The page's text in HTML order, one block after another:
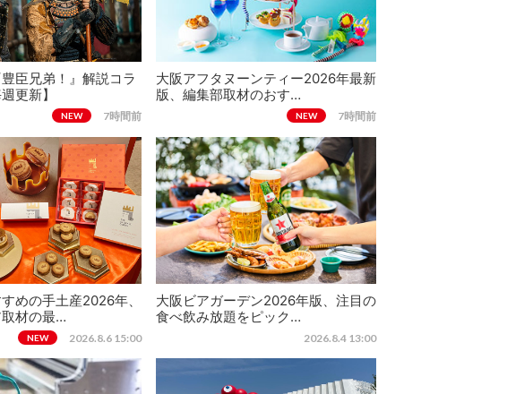
臣兄弟！』解説コラ
更新】
NEW 7時間前
大阪アフタヌーンティー2026年最新
版、編集部取材のおす…
NEW 7時間前
すめの手土産2026年、
材の最…
NEW 2026.8.6 15:00
大阪ビアガーデン2026年版、注目の
食べ飲み放題をピック…
2026.8.4 13:00